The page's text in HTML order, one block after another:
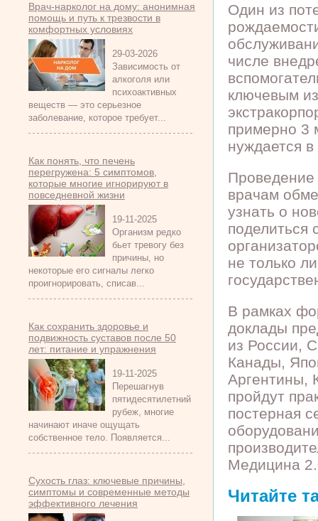
Врач-нарколог на дому: анонимная
помощь и путь к трезвости в
комфортных условиях
29-03-2026
Зависимость от
алкоголя или
психоактивных
веществ — это серьезное
заболевание, которое требует...
Как понять, что печень
перегружена: 5 симптомов,
которые многие игнорируют в
повседневной жизни
19-11-2025
Организм редко
бьет тревогу без
причины, но
некоторые его сигналы легко
проигнорировать, списав...
Как сохранить здоровье и
подвижность суставов после 50
лет: питание и упражнения
19-11-2025
Перешагнув
пятидесятилетний
рубеж, многие
начинают иначе ощущать
собственное тело. Появляется...
Сухость глаз: ключевые причины,
симптомы и современные методы
эффективного лечения
Один из
числе
ключевым
примерно 3
нуждается
Проведение
врачам
узнать о
поделиться
не только
В рамках
доклады
из России,
Канады,
Аргентины,
пройдут
постерная
Медицина
Читайте